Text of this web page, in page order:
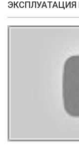
ЭКСПЛУАТАЦИЯ